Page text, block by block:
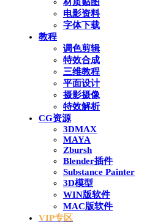
电影资料
字体下载
教程
调色剪辑
特效合成
三维教程
平面设计
摄影摄像
特效解析
CG资源
3DMAX
MAYA
Zbursh
Blender插件
Substance Painter
3D模型
WIN版软件
MAC版软件
VIP专区